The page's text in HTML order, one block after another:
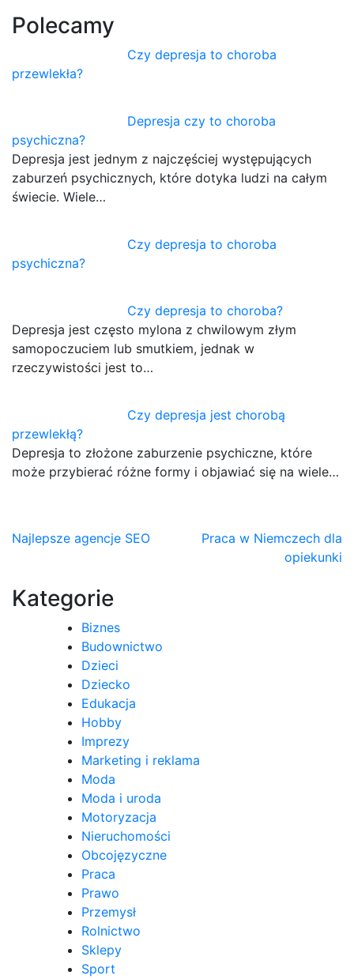
Polecamy
Czy depresja to choroba
przewlekła?
Depresja czy to choroba
psychiczna?
Depresja jest jednym z najczęściej występujących
zaburzeń psychicznych, które dotyka ludzi na całym
świecie. Wiele…
Czy depresja to choroba
psychiczna?
Czy depresja to choroba?
Depresja jest często mylona z chwilowym złym
samopoczuciem lub smutkiem, jednak w
rzeczywistości jest to…
Czy depresja jest chorobą
przewlekłą?
Depresja to złożone zaburzenie psychiczne, które
może przybierać różne formy i objawiać się na wiele…
Nawigacja
Najlepsze agencje SEO
Praca w Niemczech dla
opiekunki
Kategorie
Biznes
Budownictwo
Dzieci
Dziecko
Edukacja
Hobby
Imprezy
Marketing i reklama
Moda
Moda i uroda
Motoryzacja
Nieruchomości
Obcojęzyczne
Praca
Prawo
Przemysł
Rolnictwo
Sklepy
Sport